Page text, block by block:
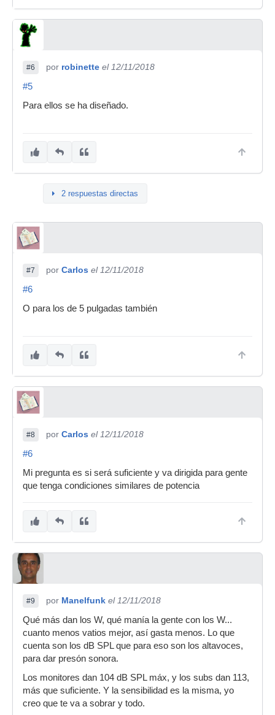
#6 por robinette el 12/11/2018
#5
Para ellos se ha diseñado.
2 respuestas directas
#7 por Carlos el 12/11/2018
#6
O para los de 5 pulgadas también
#8 por Carlos el 12/11/2018
#6
Mi pregunta es si será suficiente y va dirigida para gente
que tenga condiciones similares de potencia
#9 por Manelfunk el 12/11/2018
Qué más dan los W, qué manía la gente con los W...
cuanto menos vatios mejor, así gasta menos. Lo que
cuenta son los dB SPL que para eso son los altavoces,
para dar presón sonora.
Los monitores dan 104 dB SPL máx, y los subs dan 113,
más que suficiente. Y la sensibilidad es la misma, yo
creo que te va a sobrar y todo.